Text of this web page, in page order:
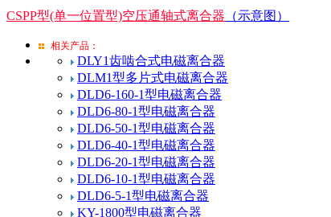
CSPP型(单一位置型)空压通轴式离合器 （示意图）
相关产品：
DLY1齿啮合式电磁离合器
DLM1型多片式电磁离合器
DLD6-160-1型电磁离合器
DLD6-80-1型电磁离合器
DLD6-50-1型电磁离合器
DLD6-40-1型电磁离合器
DLD6-20-1型电磁离合器
DLD6-10-1型电磁离合器
DLD6-5-1型电磁离合器
KY-1800型电磁离合器